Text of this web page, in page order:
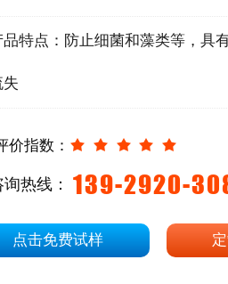
特点： 防止细菌和藻类等，具
失
价指数：
热线： 139-2920-
点击免费试样